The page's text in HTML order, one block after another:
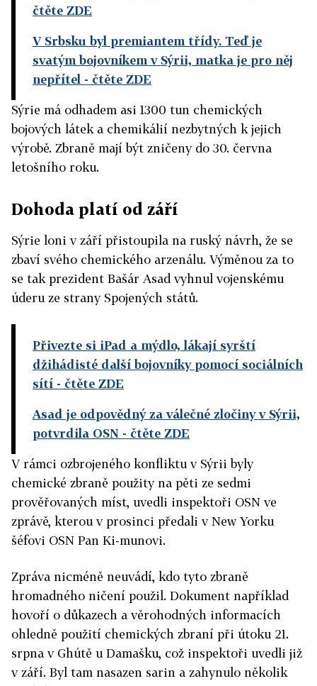
čtěte ZDE
V Srbsku byl premiantem třídy. Teď je
svatým bojovníkem v Sýrii, matka je pro něj
nepřítel - čtěte ZDE
Sýrie má odhadem asi 1300 tun chemických
bojových látek a chemikálií nezbytných k jejich
výrobě. Zbraně mají být zničeny do 30. června
letošního roku.
Dohoda platí od září
Sýrie loni v září přistoupila na ruský návrh, že se
zbaví svého chemického arzenálu. Výměnou za to
se tak prezident Bašár Asad vyhnul vojenskému
úderu ze strany Spojených států.
Přivezte si iPad a mýdlo, lákají syrští
džihádisté další bojovníky pomocí sociálních
sítí - čtěte ZDE
Asad je odpovědný za válečné zločiny v Sýrii,
potvrdila OSN - čtěte ZDE
V rámci ozbrojeného konfliktu v Sýrii byly
chemické zbraně použity na pěti ze sedmi
prověřovaných míst, uvedli inspektoři OSN ve
zprávě, kterou v prosinci předali v New Yorku
šéfovi OSN Pan Ki-munovi.
Zpráva nicméně neuvádí, kdo tyto zbraně
hromadného ničení použil. Dokument například
hovoří o důkazech a věrohodných informacích
ohledně použití chemických zbraní při útoku 21.
srpna v Ghútě u Damašku, což inspektoři uvedli již
v září. Byl tam nasazen sarin a zahynulo několik